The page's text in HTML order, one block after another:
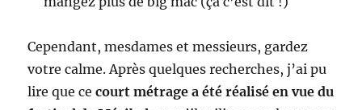
Cependant, mesdames et messieurs, gardez
votre calme. Après quelques recherches, j’ai pu
lire que cecourt métrage a été réalisé en vue du